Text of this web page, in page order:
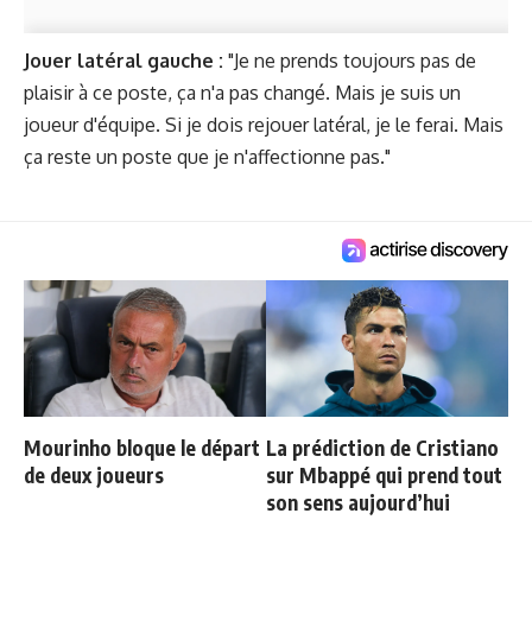
Jouer latéral gauche : "Je ne prends toujours pas de
plaisir à ce poste, ça n'a pas changé. Mais je suis un
joueur d'équipe. Si je dois rejouer latéral, je le ferai. Mais
ça reste un poste que je n'affectionne pas."
Mourinho bloque le départ
de deux joueurs
La prédiction de Cristiano
sur Mbappé qui prend tout
son sens aujourd’hui